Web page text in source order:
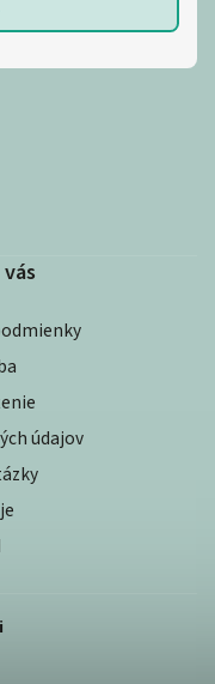
údajov